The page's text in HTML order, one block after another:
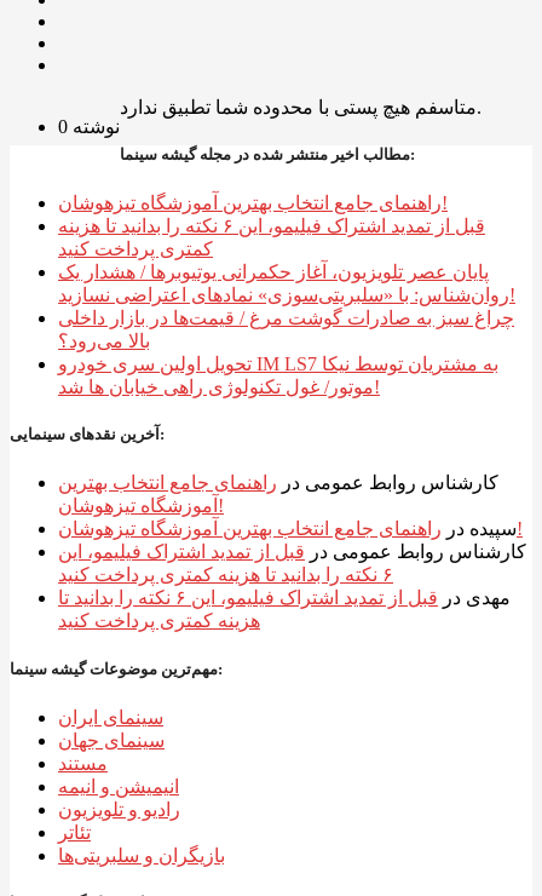
0 نوشته
متاسفم هیچ پستی با محدوده شما تطبیق ندارد.
مطالب اخیر منتشر شده در مجله گیشه سینما:
راهنمای جامع انتخاب بهترین آموزشگاه تیزهوشان!
قبل از تمدید اشتراک فیلیمو، این ۶ نکته را بدانید تا هزینه
کمتری پرداخت کنید
پایان عصر تلویزیون، آغاز حکمرانی یوتیوبرها / هشدار یک
روان‌شناس: با «سلبریتی‌سوزی» نمادهای اعتراضی نسازید!
چراغ سبز به صادرات گوشت مرغ / قیمت‌ها در بازار داخلی
بالا می‌رود؟
تحویل اولین سری خودرو IM LS7 به مشتریان توسط نیکا
موتور/ غول تکنولوژی راهی خیابان ها شد!
آخرین نقدهای سینمایی:
کارشناس روابط عمومی در راهنمای جامع انتخاب بهترین
آموزشگاه تیزهوشان!
سپیده در
راهنمای جامع انتخاب بهترین آموزشگاه تیزهوشان!
کارشناس روابط عمومی در قبل از تمدید اشتراک فیلیمو، این
۶ نکته را بدانید تا هزینه کمتری پرداخت کنید
مهدی در
قبل از تمدید اشتراک فیلیمو، این ۶ نکته را بدانید تا
هزینه کمتری پرداخت کنید
مهم‌ترین موضوعات گیشه سینما:
سینمای ایران
سینمای جهان
مستند
انیمیشن و انیمه
رادیو و تلویزیون
تئاتر
بازیگران و سلبریتی‌ها